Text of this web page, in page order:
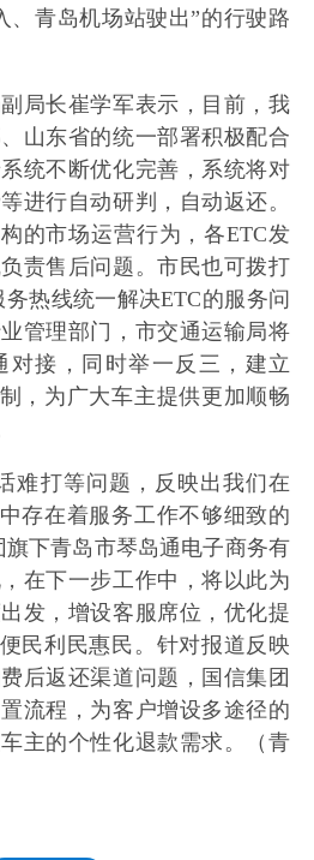
、青岛机场站驶出”的行驶路
局长崔学军表示，目前，我
山东省的统一部署积极配合
统不断优化完善，系统将对
进行自动研判，自动返还。
的市场运营行为，各ETC发
责售后问题。市民也可拨打
务热线统一解决ETC的服务问
管理部门，市交通运输局将
对接，同时举一反三，建立
，为广大车主提供更加顺畅
难打等问题，反映出我们在
存在着服务工作不够细致的
旗下青岛市琴岛通电子商务有
在下一步工作中，将以此为
发，增设客服席位，优化提
民利民惠民。针对报道反映
后返还渠道问题，国信集团
流程，为客户增设多途径的
主的个性化退款需求。
（青